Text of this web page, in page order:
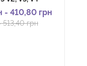
- 410,80 грн
513,40грн